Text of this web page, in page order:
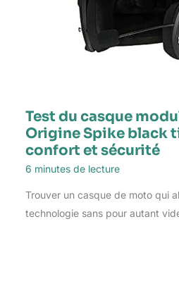
Test du casque
Origine Spike black
confort et sécurité
6 minutes de lecture
Trouver un casque de moto qui
technologie sans pour autant